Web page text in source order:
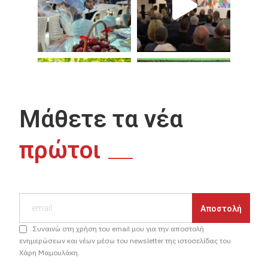
Μάθετε τα νέα
πρώτοι
Συναινώ στη χρήση του email μου για την αποστολή
ενημερώσεων και νέων μέσω του newsletter της ιστοσελίδας του
Χάρη Μαμουλάκη.